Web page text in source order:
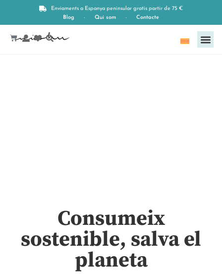
Enviaments a Espanya peninsular gratis partir de 75 €
Blog
Qui som Contacte
Català
Compresas de tela
Consumeix
sostenible, salva el
planeta